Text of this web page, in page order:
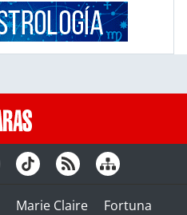
Marie Claire
Fortuna